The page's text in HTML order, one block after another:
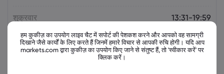
शुक्रवार 13:31-19:59
हम कुकीज़ का उपयोग लाइव चैट में सपोर्ट की पेशकश करने और आपको वह सामग्री
दिखाने जैसे कार्यों के लिए करते हैं जिनमें हमारे विचार से आपकी रुचि होगी। यदि आप
markets.com द्वारा कुकीज़ का उपयोग किए जाने से संतुष्ट हैं, तो 'स्वीकार करें' पर
क्लिक करें।